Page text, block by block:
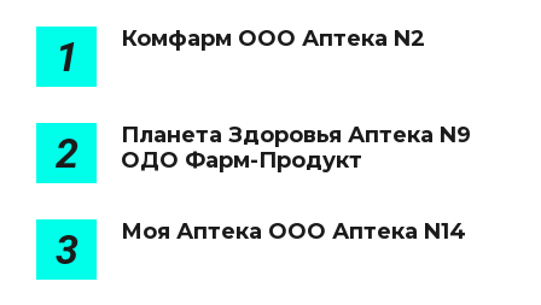
1 Комфарм ООО Аптека N2
2
Планета Здоровья Аптека N9
ОДО Фарм-Продукт
3 Моя Аптека ООО Аптека N14